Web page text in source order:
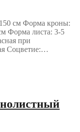
см Форма кроны:
Форма листа: 3-5
при
Соцветие:…